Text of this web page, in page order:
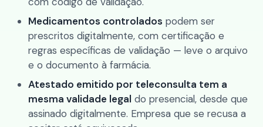
Medicamentos controlados podem ser
prescritos digitalmente, com certificação e
regras específicas de validação — leve o arquivo
e o documento à farmácia.
Atestado emitido por teleconsulta tem a
mesma validade legal do presencial, desde que
assinado digitalmente. Empresa que se recusa a